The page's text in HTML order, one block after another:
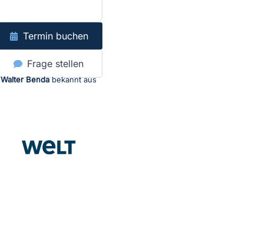
Termin buchen
Frage stellen
Walter Bendabekannt aus